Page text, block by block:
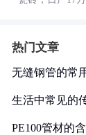
热门文章
无缝钢管的常
生活中常见的
PE100管材的